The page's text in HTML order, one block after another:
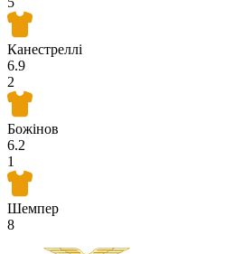
Канестреллі
6.9
2
Божінов
6.2
1
Шемпер
8